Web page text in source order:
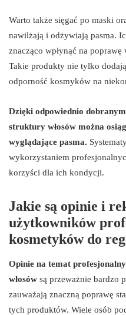
Warto także sięgać po maski
nawilżają i odżywiają pasma.
znacząco wpłynąć na
Takie produkty nie tylko
odporność kosmyków na
Dzięki odpowiednio
struktury włosów można
wyglądające pasma.
wykorzystaniem
korzyści dla ich kondycji.
Jakie są opinie i
użytkowników
kosmetyków do
Opinie na temat
włosów są przeważnie bardzo
zauważają znaczną poprawę
tych produktów. Wiele osób